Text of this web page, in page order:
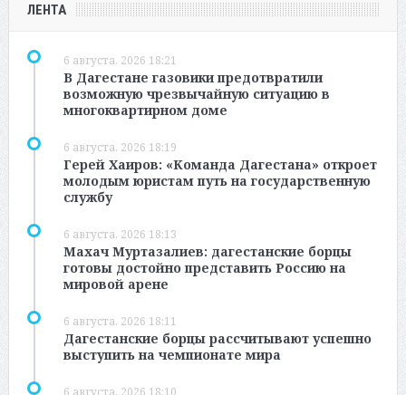
ЛЕНТА
6 августа, 2026 18:21
В Дагестане газовики предотвратили
возможную чрезвычайную ситуацию в
многоквартирном доме
6 августа, 2026 18:19
Герей Хаиров: «Команда Дагестана» откроет
молодым юристам путь на государственную
службу
6 августа, 2026 18:13
Махач Муртазалиев: дагестанские борцы
готовы достойно представить Россию на
мировой арене
6 августа, 2026 18:11
Дагестанские борцы рассчитывают успешно
выступить на чемпионате мира
6 августа, 2026 18:10